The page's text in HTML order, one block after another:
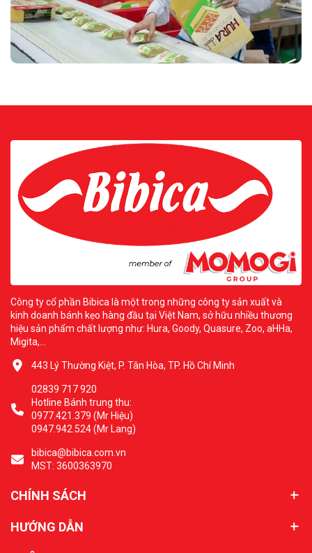
Công ty cổ phần Bibica là một trong những công ty sản xuất và
kinh doanh bánh kẹo hàng đầu tại Việt Nam, sở hữu nhiều thương
hiệu sản phẩm chất lượng như: Hura, Goody, Quasure, Zoo, aHHa,
Migita,...
443 Lý Thường Kiệt, P. Tân Hòa, TP. Hồ Chí Minh
02839 717 920
Hotline Bánh trung thu:
0977.421.379 (Mr Hiệu)
0947.942.524 (Mr Lang)
bibica@bibica.com.vn
MST: 3600363970
CHÍNH SÁCH
HƯỚNG DẪN